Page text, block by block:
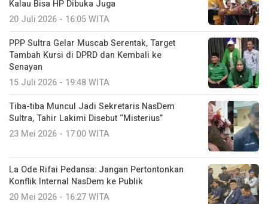
Kalau Bisa HP Dibuka Juga
20 Juli 2026 - 16:05 WITA
PPP Sultra Gelar Muscab Serentak, Target
Tambah Kursi di DPRD dan Kembali ke
Senayan
15 Juli 2026 - 19:48 WITA
Tiba-tiba Muncul Jadi Sekretaris NasDem
Sultra, Tahir Lakimi Disebut “Misterius”
23 Mei 2026 - 17:00 WITA
La Ode Rifai Pedansa: Jangan Pertontonkan
Konflik Internal NasDem ke Publik
20 Mei 2026 - 16:27 WITA